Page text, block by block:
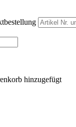
hinzugefügt